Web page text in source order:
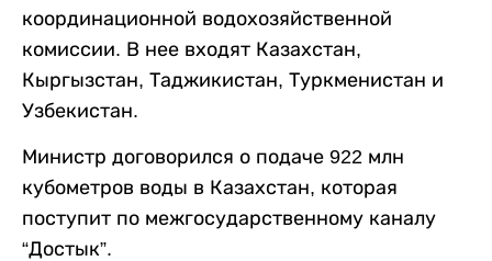
координационной водохозяйственной
комиссии. В нее входят Казахстан,
Кыргызстан, Таджикистан, Туркменистан и
Узбекистан.
Министр договорился о подаче 922 млн
кубометров воды в Казахстан, которая
поступит по межгосударственному каналу
“Достык”.